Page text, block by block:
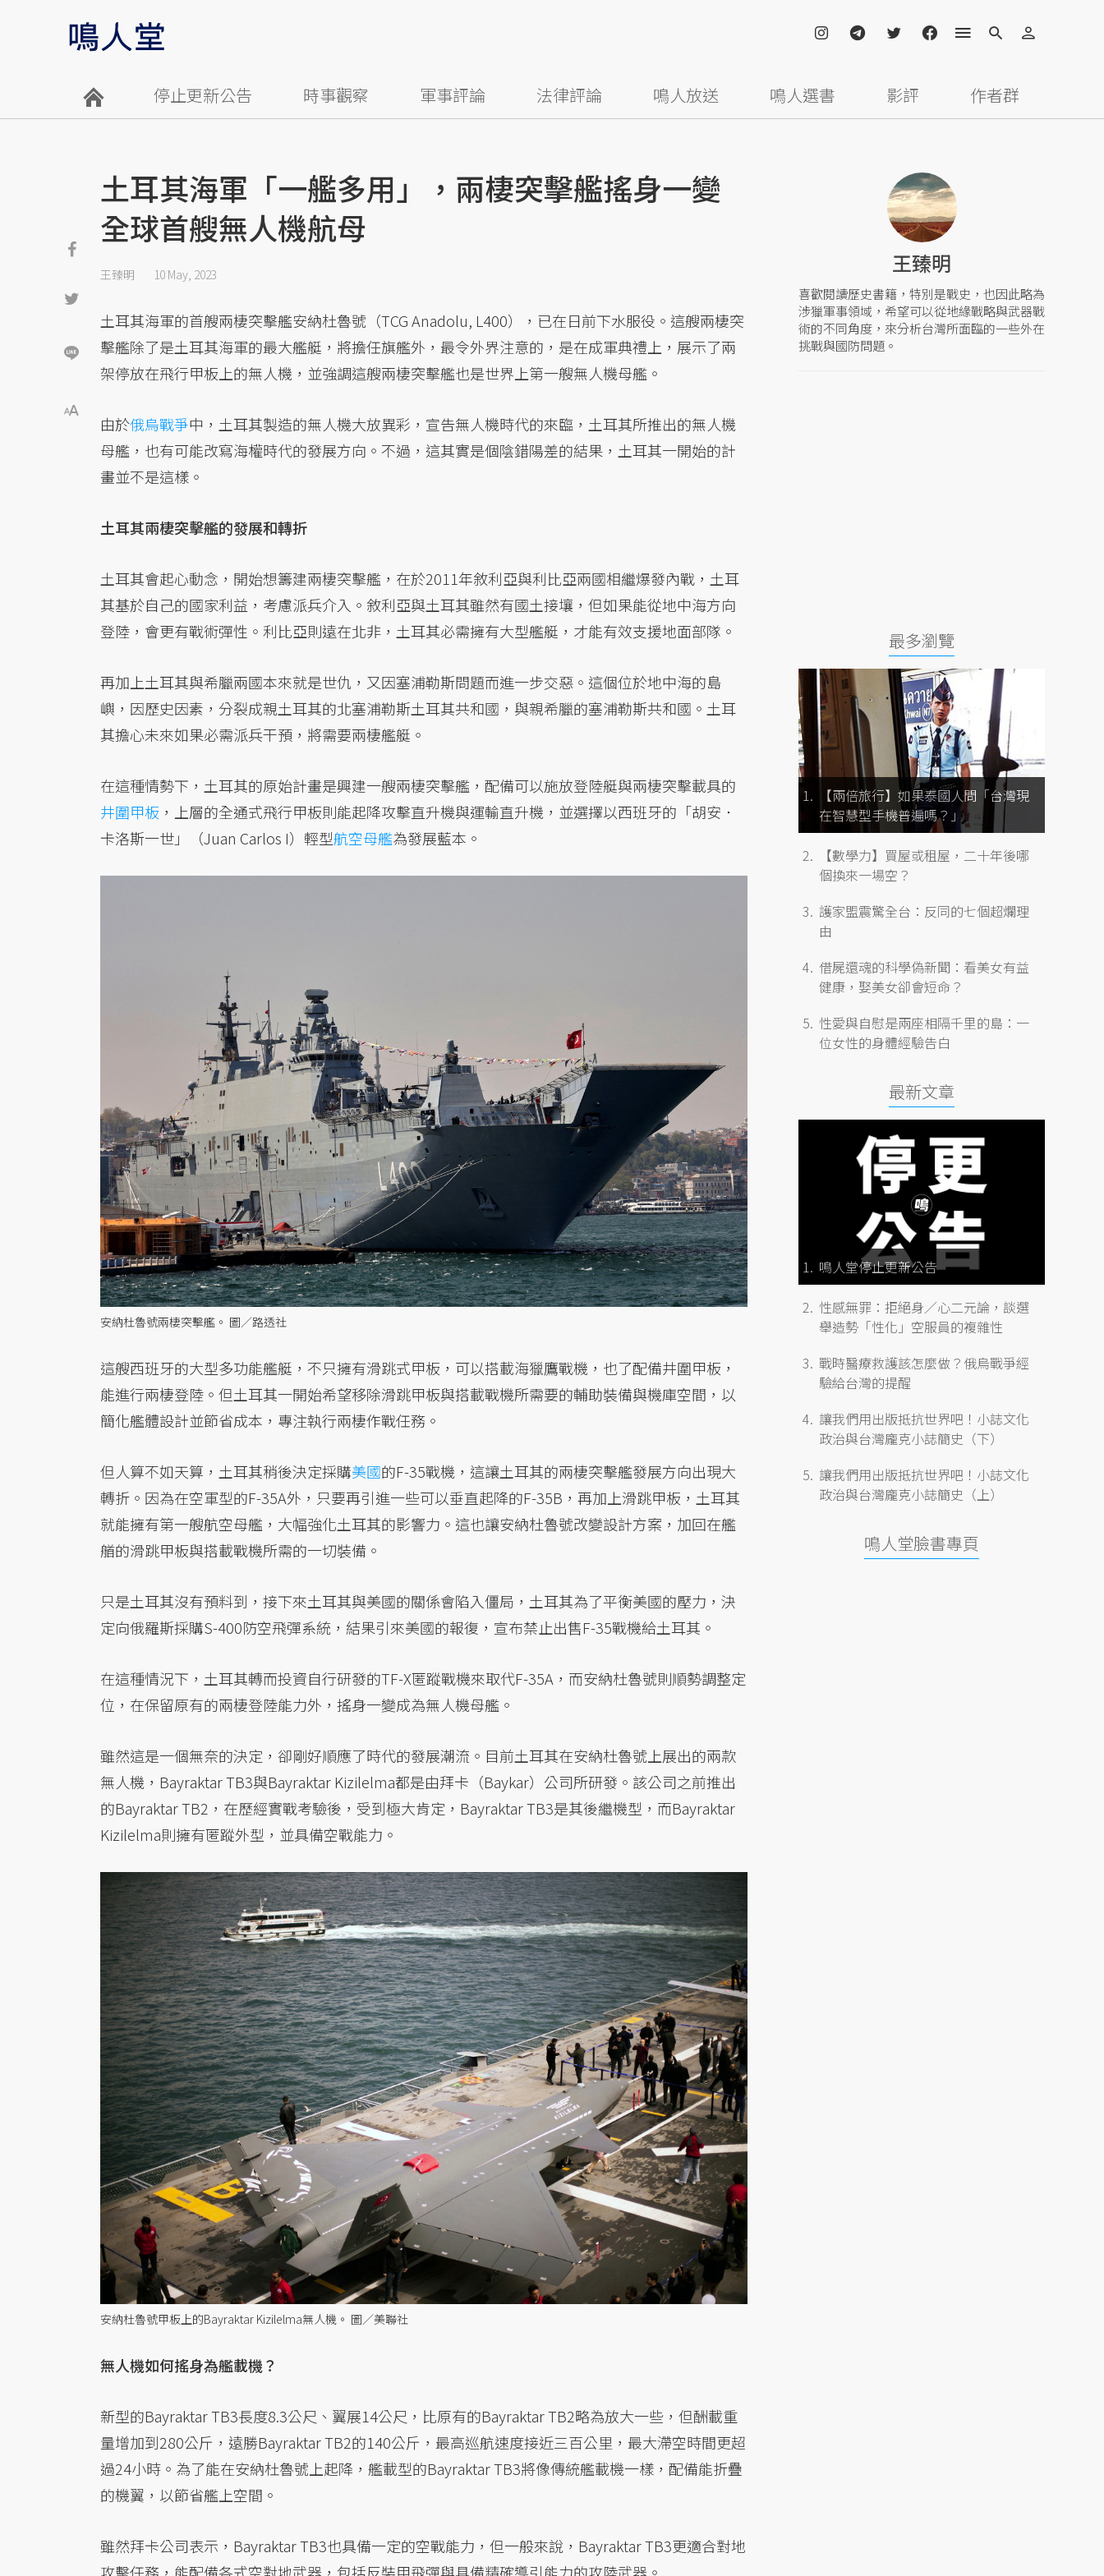
停止更新公告 時事觀察 軍事評論 法律評論 鳴人放送 鳴人選書 影評 作者群
土耳其海軍「一艦多用」，兩棲突擊艦搖身一變
全球首艘無人機航母
王臻明 10 May, 2023
土耳其海軍的首艘兩棲突擊艦安納杜魯號（TCG Anadolu, L400），已在日前下水服役。這艘兩棲突
擊艦除了是土耳其海軍的最大艦艇，將擔任旗艦外，最令外界注意的，是在成軍典禮上，展示了兩
架停放在飛行甲板上的無人機，並強調這艘兩棲突擊艦也是世界上第一艘無人機母艦。
由於俄烏戰爭中，土耳其製造的無人機大放異彩，宣告無人機時代的來臨，土耳其所推出的無人機
母艦，也有可能改寫海權時代的發展方向。不過，這其實是個陰錯陽差的結果，土耳其一開始的計
畫並不是這樣。
土耳其兩棲突擊艦的發展和轉折
土耳其會起心動念，開始想籌建兩棲突擊艦，在於2011年敘利亞與利比亞兩國相繼爆發內戰，土耳
其基於自己的國家利益，考慮派兵介入。敘利亞與土耳其雖然有國土接壤，但如果能從地中海方向
登陸，會更有戰術彈性。利比亞則遠在北非，土耳其必需擁有大型艦艇，才能有效支援地面部隊。
再加上土耳其與希臘兩國本來就是世仇，又因塞浦勒斯問題而進一步交惡。這個位於地中海的島
嶼，因歷史因素，分裂成親土耳其的北塞浦勒斯土耳其共和國，與親希臘的塞浦勒斯共和國。土耳
其擔心未來如果必需派兵干預，將需要兩棲艦艇。
在這種情勢下，土耳其的原始計畫是興建一艘兩棲突擊艦，配備可以施放登陸艇與兩棲突擊載具的
井圍甲板 ，上層的全通式飛行甲板則能起降攻擊直升機與運輸直升機，並選擇以西班牙的「胡安．
卡洛斯一世」（Juan Carlos I）輕型航空母艦為發展藍本。
安納杜魯號兩棲突擊艦。 圖／路透社
這艘西班牙的大型多功能艦艇，不只擁有滑跳式甲板，可以搭載海獵鷹戰機，也了配備井圍甲板，
能進行兩棲登陸。但土耳其一開始希望移除滑跳甲板與搭載戰機所需要的輔助裝備與機庫空間，以
簡化艦體設計並節省成本，專注執行兩棲作戰任務。
但人算不如天算，土耳其稍後決定採購美國的F-35戰機，這讓土耳其的兩棲突擊艦發展方向出現大
轉折。因為在空軍型的F-35A外，只要再引進一些可以垂直起降的F-35B，再加上滑跳甲板，土耳其
就能擁有第一艘航空母艦，大幅強化土耳其的影響力。這也讓安納杜魯號改變設計方案，加回在艦
艏的滑跳甲板與搭載戰機所需的一切裝備。
只是土耳其沒有預料到，接下來土耳其與美國的關係會陷入僵局，土耳其為了平衡美國的壓力，決
定向俄羅斯採購S-400防空飛彈系統，結果引來美國的報復，宣布禁止出售F-35戰機給土耳其。
在這種情況下，土耳其轉而投資自行研發的TF-X匿蹤戰機來取代F-35A，而安納杜魯號則順勢調整定
位，在保留原有的兩棲登陸能力外，搖身一變成為無人機母艦。
雖然這是一個無奈的決定，卻剛好順應了時代的發展潮流。目前土耳其在安納杜魯號上展出的兩款
無人機，Bayraktar TB3與Bayraktar Kizilelma都是由拜卡（Baykar）公司所研發。該公司之前推出
的Bayraktar TB2，在歷經實戰考驗後，受到極大肯定，Bayraktar TB3是其後繼機型，而Bayraktar
Kizilelma則擁有匿蹤外型，並具備空戰能力。
安納杜魯號甲板上的Bayraktar Kizilelma無人機。 圖／美聯社
無人機如何搖身為艦載機？
新型的Bayraktar TB3長度8.3公尺、翼展14公尺，比原有的Bayraktar TB2略為放大一些，但酬載重
量增加到280公斤，遠勝Bayraktar TB2的140公斤，最高巡航速度接近三百公里，最大滯空時間更超
過24小時。為了能在安納杜魯號上起降，艦載型的Bayraktar TB3將像傳統艦載機一樣，配備能折疊
的機翼，以節省艦上空間。
雖然拜卡公司表示，Bayraktar TB3也具備一定的空戰能力，但一般來說，Bayraktar TB3更適合對地
王臻明
喜歡閱讀歷史書籍，特別是戰史，也因此略為
涉獵軍事領域，希望可以從地緣戰略與武器戰
術的不同角度，來分析台灣所面臨的一些外在
挑戰與國防問題。
最多瀏覽
【兩倍旅行】如果泰國人問「台灣現
在智慧型手機普遍嗎？」
【數學力】買屋或租屋，二十年後哪
個換來一場空？
護家盟震驚全台：反同的七個超爛理
由
借屍還魂的科學偽新聞：看美女有益
健康，娶美女卻會短命？
性愛與自慰是兩座相隔千里的島：一
位女性的身體經驗告白
最新文章
鳴人堂停止更新公告
性感無罪：拒絕身／心二元論，談選
舉造勢「性化」空服員的複雜性
戰時醫療救護該怎麼做？俄烏戰爭經
驗給台灣的提醒
讓我們用出版抵抗世界吧！小誌文化
政治與台灣龐克小誌簡史（下）
讓我們用出版抵抗世界吧！小誌文化
政治與台灣龐克小誌簡史（上）
鳴人堂臉書專頁